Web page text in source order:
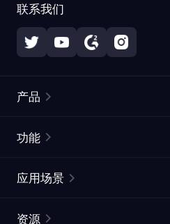
联系我们
产品
静态住宅代理
功能
ISP代理
应用场景
资源